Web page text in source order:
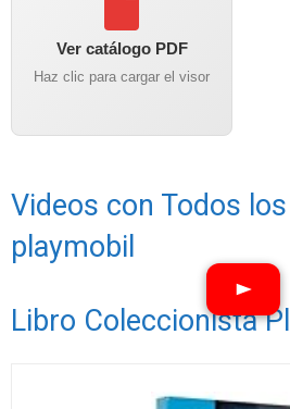
Ver catálogo PDF
Haz clic para cargar el visor
Videos con Todos
playmobil
Libro Coleccionista